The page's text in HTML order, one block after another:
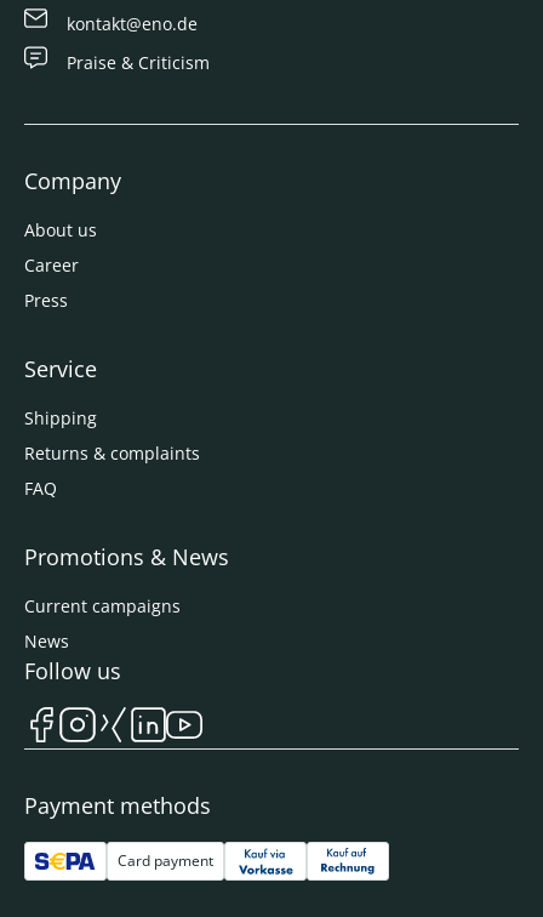
kontakt@eno.de
Praise & Criticism
Company
About us
Career
Press
Service
Shipping
Returns & complaints
FAQ
Promotions & News
Current campaigns
News
Payment methods
Card payment
Follow us